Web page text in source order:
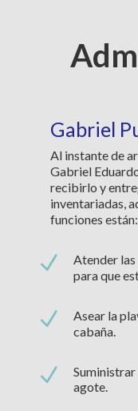
Gabriel
Al instante de
Gabriel
recibirlo y
inventariadas,
funciones están:
N
Atender
para que
N
Asear la
cabaña.
N
Suministrar
agote.